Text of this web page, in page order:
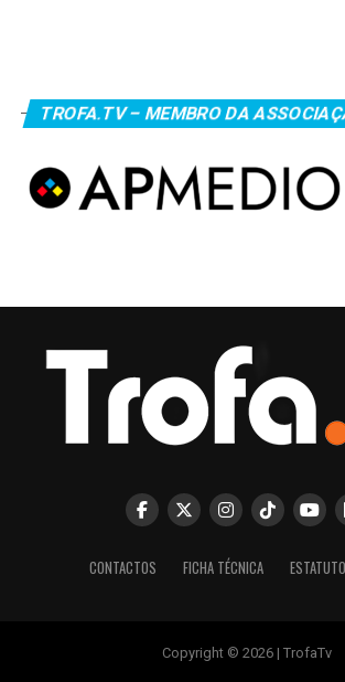
TROFA.TV – MEMBRO DA
CONTACTOS FICHA TÉCNICA
Copyright © 2026 | TrofaTv